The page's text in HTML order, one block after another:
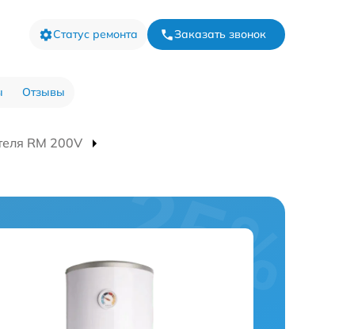
Статус ремонта Заказать звонок
Отзывы
RM 200V